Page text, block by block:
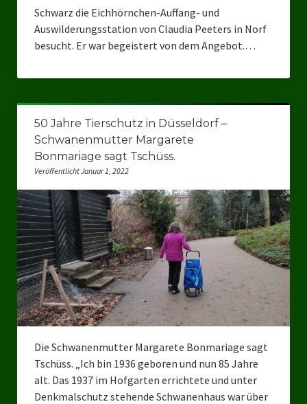
Schwarz die Eichhörnchen-Auffang- und
Auswilderungsstation von Claudia Peeters in Norf
besucht. Er war begeistert von dem Angebot.…
50 Jahre Tierschutz in Düsseldorf –
Schwanenmutter Margarete
Bonmariage sagt Tschüss.
Veröffentlicht Januar 1, 2022
Die Schwanenmutter Margarete Bonmariage sagt
Tschüss. „Ich bin 1936 geboren und nun 85 Jahre
alt. Das 1937 im Hofgarten errichtete und unter
Denkmalschutz stehende Schwanenhaus war über